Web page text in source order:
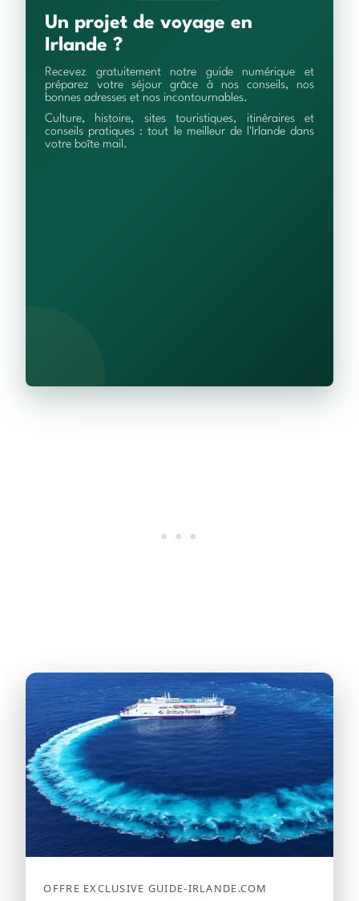
Un projet de voyage en
Irlande ?
Recevez gratuitement notre guide numérique et
préparez votre séjour grâce à nos conseils, nos
bonnes adresses et nos incontournables.
Culture, histoire, sites touristiques, itinéraires et
conseils pratiques : tout le meilleur de l'Irlande dans
votre boîte mail.
OFFRE EXCLUSIVE GUIDE-IRLANDE.COM